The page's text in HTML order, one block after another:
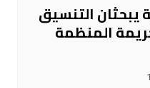
يبحثان التنسيق
المنظمة